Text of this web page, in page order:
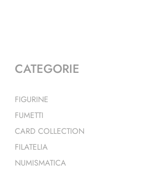
CATEGORIE
FIGURINE
FUMETTI
CARD COLLECTION
FILATELIA
NUMISMATICA